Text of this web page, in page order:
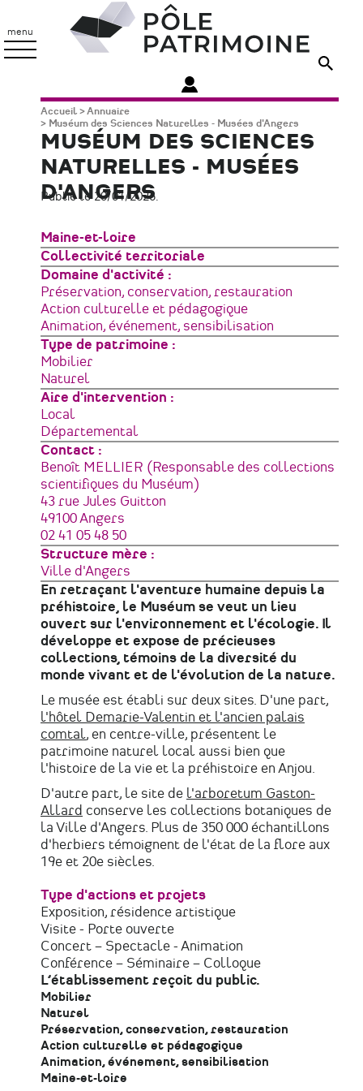
contenu
principal
menu
Patrimoine
Fil
d'Ariane
Accueil
Annuaire
Muséum des Sciences Naturelles - Musées d'Angers
MUSÉUM DES SCIENCES
NATURELLES - MUSÉES
D'ANGERS
Publié le 20/01/2026.
Zone
géographique
Maine-et-loire
Type
de
structure
Collectivité territoriale
Domaine d'activité
Préservation, conservation, restauration
Action culturelle et pédagogique
Animation, événement, sensibilisation
Type de patrimoine
Mobilier
Naturel
Aire d'intervention
Local
Départemental
Contact :
Benoît MELLIER (Responsable des collections
scientifiques du Muséum)
Adresse
43 rue Jules Guitton
49100Angers
France
Téléphone
02 41 05 48 50
Structure mère
Ville d'Angers
En retraçant l'aventure humaine depuis la
préhistoire, le Muséum se veut un lieu
ouvert sur l'environnement et l'écologie. Il
développe et expose de précieuses
collections, témoins de la diversité du
monde vivant et de l'évolution de la nature.
Le musée est établi sur deux sites. D'une part,
l'hôtel Demarie-Valentin et l'ancien palais
comtal, en centre-ville, présentent le
patrimoine naturel local aussi bien que
l'histoire de la vie et la préhistoire en Anjou.
D'autre part, le site de l'arboretum Gaston-
Allard conserve les collections botaniques de
la Ville d'Angers. Plus de 350 000 échantillons
d'herbiers témoignent de l'état de la flore aux
19e et 20e siècles.
Type d'actions et projets
Exposition, résidence artistique
Visite - Porte ouverte
Concert – Spectacle - Animation
Conférence – Séminaire – Colloque
L’établissement reçoit du public.
Mobilier
Naturel
Préservation, conservation, restauration
Action culturelle et pédagogique
Animation, événement, sensibilisation
Maine-et-loire